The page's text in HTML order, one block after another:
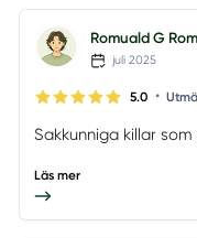
Romuald G
juli 2025
5.0 •
Sakkunniga killar
Läs mer